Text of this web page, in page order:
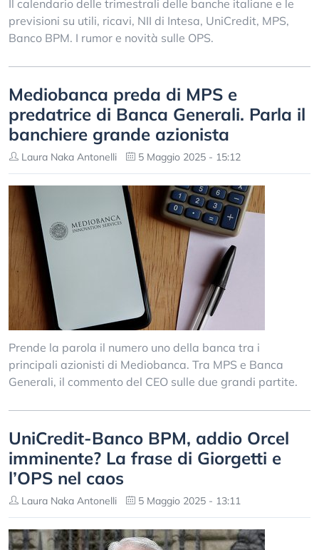
Il calendario delle trimestrali delle banche italiane e le
previsioni su utili, ricavi, NII di Intesa, UniCredit, MPS,
Banco BPM. I rumor e novità sulle OPS.
Mediobanca preda di MPS e
predatrice di Banca Generali. Parla il
banchiere grande azionista
Laura Naka Antonelli 5 Maggio 2025 - 15:12
Prende la parola il numero uno della banca tra i
principali azionisti di Mediobanca. Tra MPS e Banca
Generali, il commento del CEO sulle due grandi partite.
UniCredit-Banco BPM, addio Orcel
imminente? La frase di Giorgetti e
l’OPS nel caos
Laura Naka Antonelli 5 Maggio 2025 - 13:11